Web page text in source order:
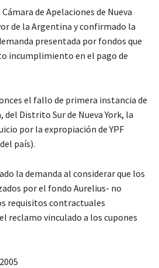
de Apelaciones de Nueva
de la Argentina y confirmado la
presentada por fondos que
incumplimiento en el pago de
el fallo de primera instancia de
Distrito Sur de Nueva York, la
por la expropiación de YPF
país).
la demanda al considerar que los
por el fondo Aurelius- no
requisitos contractuales
reclamo vinculado a los cupones